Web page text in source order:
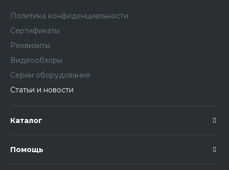
Политика конфиденциальности
Сертификаты
Реквизиты
Видеообзоры
Серии оборудования
Статьи и новости
Каталог
Помощь